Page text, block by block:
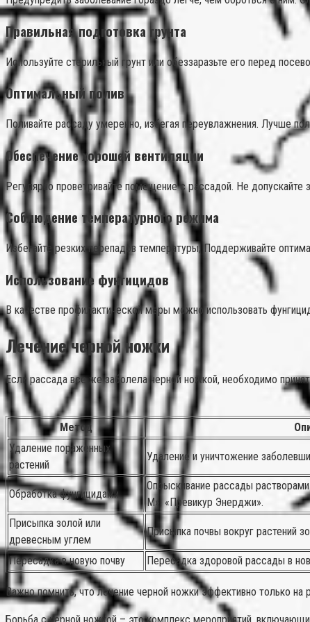
Правильная подготовка грунта
Используйте стерильный грунт или обеззаразьте его перед
Оптимальный полив
Поливайте рассаду умеренно, избегая переувлажнения. Лучше
Обеспечение хорошей вентиляции
Регулярно проветривайте помещение с рассадой. Не
Соблюдение температурного режима
Избегайте резких перепадов температуры; Поддерживайте
Использование фунгицидов
В качестве профилактической меры можно использовать
Лечение черной ножки
Если рассада все же заболела черной ножкой, необходимо
Метод
Удаление пораженных
растений
Удаление и уничтожение
Обработка фунгицидами
Опрыскивание рассады
М», «Превикур Энерджи».
Присыпка золой или
древесным углем
Присыпка почвы вокруг растений
Пересадка в новую почву Пересадка здоровой рассады в
Важно помнить, что лечение черной ножки эффективно только